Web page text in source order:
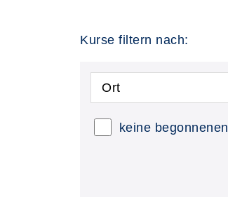
Kurse filtern nach:
Ort
keine begonnenen